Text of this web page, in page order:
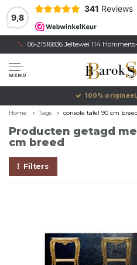
9,8
341 Reviews
06-21516836 Jeltewei 114
MENU
100%
Home Tags console tafel 90 cm breed
Producten getagd
cm breed
Filters